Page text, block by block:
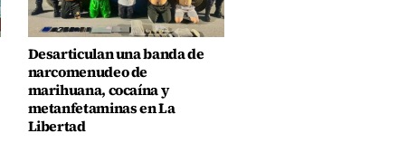
Desarticulan una banda de
narcomenudeo de
marihuana, cocaína y
metanfetaminas en La
Libertad